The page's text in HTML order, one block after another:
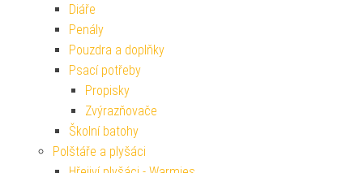
Diáře
Penály
Pouzdra a doplňky
Psací potřeby
Propisky
Zvýrazňovače
Školní batohy
Polštáře a plyšáci